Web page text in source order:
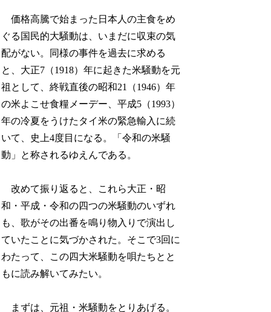
価格高騰で始まった日本人の主食をめ
ぐる国民的大騒動は、いまだに収束の気
配がない。同様の事件を過去に求める
と、大正7（1918）年に起きた米騒動を元
祖として、終戦直後の昭和21（1946）年
の米よこせ食糧メーデー、平成5（1993）
年の冷夏をうけたタイ米の緊急輸入に続
いて、史上4度目になる。「令和の米騒
動」と称されるゆえんである。
改めて振り返ると、これら大正・昭
和・平成・令和の四つの米騒動のいずれ
も、歌がその出番を鳴り物入りで演出し
ていたことに気づかされた。そこで3回に
わたって、この四大米騒動を唄たちとと
もに読み解いてみたい。
まずは、元祖・米騒動をとりあげる。